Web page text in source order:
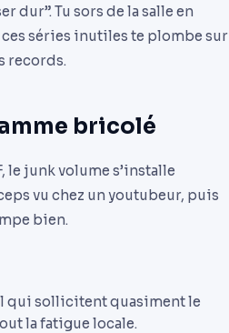
dur”. Tu sors de la salle en
séries inutiles te plombe sur
records.
bricolé
le junk volume s’installe
vu chez un youtubeur, puis
bien.
qui sollicitent quasiment le
la fatigue locale.